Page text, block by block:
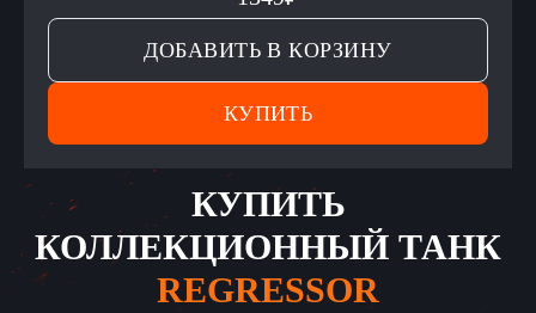
ДОБАВИТЬ В КОРЗИНУ
КУПИТЬ
КУПИТЬ
КОЛЛЕКЦИОННЫЙ ТАНК
REGRESSOR